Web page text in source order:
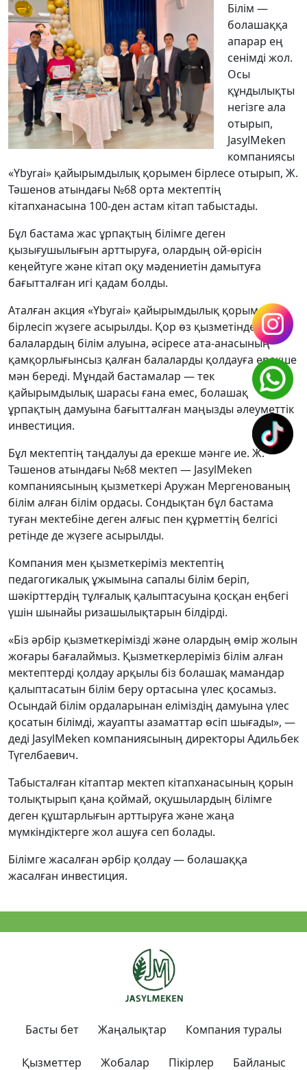
Білім —
болашаққа
апарар ең
сенімді жол.
Осы
құндылықты
негізге ала
отырып,
JasylMeken
компаниясы
«Ybyrai» қайырымдылық қорымен бірлесе отырып, Ж.
Тәшенов атындағы №68 орта мектептің
кітапханасына 100-ден астам кітап табыстады.
Бұл бастама жас ұрпақтың білімге деген
қызығушылығын арттыруға, олардың ой-өрісін
кеңейтуге және кітап оқу мәдениетін дамытуға
бағытталған игі қадам болды.
Аталған акция «Ybyrai» қайырымдылық қорымен
бірлесіп жүзеге асырылды. Қор өз қызметінде
балалардың білім алуына, әсіресе ата-анасының
қамқорлығынсыз қалған балаларды қолдауға ерекше
мән береді. Мұндай бастамалар — тек
қайырымдылық шарасы ғана емес, болашақ
ұрпақтың дамуына бағытталған маңызды әлеуметтік
инвестиция.
Бұл мектептің таңдалуы да ерекше мәнге ие. Ж.
Тәшенов атындағы №68 мектеп — JasylMeken
компаниясының қызметкері Аружан Мергенованың
білім алған білім ордасы. Сондықтан бұл бастама
туған мектебіне деген алғыс пен құрметтің белгісі
ретінде де жүзеге асырылды.
Компания мен қызметкеріміз мектептің
педагогикалық ұжымына сапалы білім беріп,
шәкірттердің тұлғалық қалыптасуына қосқан еңбегі
үшін шынайы ризашылықтарын білдірді.
«Біз әрбір қызметкерімізді және олардың өмір жолын
жоғары бағалаймыз. Қызметкерлеріміз білім алған
мектептерді қолдау арқылы біз болашақ мамандар
қалыптасатын білім беру ортасына үлес қосамыз.
Осындай білім ордаларынан еліміздің дамуына үлес
қосатын білімді, жауапты азаматтар өсіп шығады», —
деді JasylMeken компаниясының директоры Адильбек
Түгелбаевич.
Табысталған кітаптар мектеп кітапханасының қорын
толықтырып қана қоймай, оқушылардың білімге
деген құштарлығын арттыруға және жаңа
мүмкіндіктерге жол ашуға сеп болады.
Білімге жасалған әрбір қолдау — болашаққа
жасалған инвестиция.
Басты бет Жаңалықтар Компания туралы
Қызметтер Жобалар Пікірлер Байланыс